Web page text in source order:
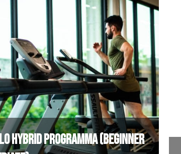
hybrid programma (beginner